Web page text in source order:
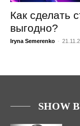
Как сделать
выгодно?
Iryna Semerenko -
SHOW